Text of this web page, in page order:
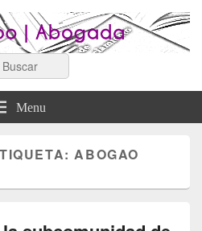
: Carla Campo
Menu
ABOGAO